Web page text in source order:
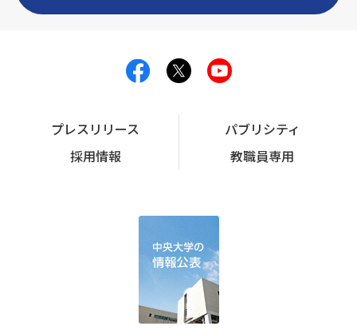
プレスリリース
パブリシティ
採用情報
教職員専用